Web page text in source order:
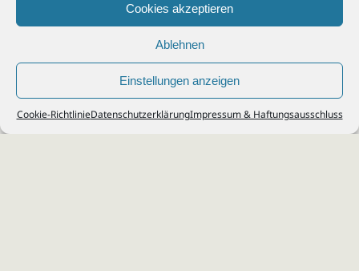
Cookies akzeptieren
Ablehnen
Einstellungen anzeigen
Cookie-RichtlinieDatenschutzerklärungImpressum & Haftungsausschluss
© 2026Steuerberater Kempf, Köln - Steuerberatung Poll, Porz, Deutz, Mülheim,